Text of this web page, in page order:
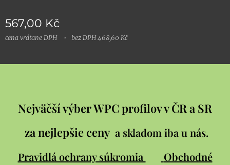
567,00 Kč
cena vrátane DPH bez DPH 468,60 Kč
Nejväčší výber WPC profilov v ČR a SR
za nejlepšie ceny a skladom iba u nás.
Pravidlá ochrany súkromia
Obchodné